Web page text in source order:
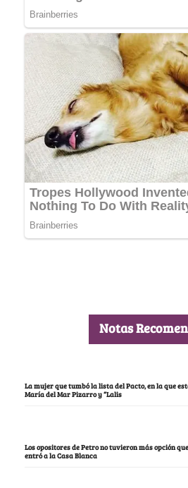
Notas
La mujer que tumbó la lista del Pacto, en la que
María del Mar Pizarro y “Lalis
Los opositores de Petro no tuvieron más opción
entró a la Casa Blanca